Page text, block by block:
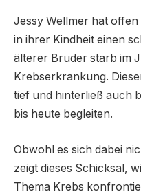
Jessy Wellmer hat
in ihrer Kindheit einen
älterer Bruder starb im
Krebserkrankung.
tief und hinterließ auch
bis heute begleiten.
Obwohl es sich dabei
zeigt dieses Schicksal,
Thema Krebs